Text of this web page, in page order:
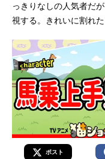
っきりなしの人気者だ
視する。きれいに割れ
ポスト